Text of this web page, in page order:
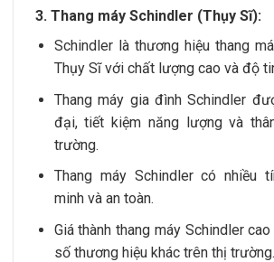
3. Thang máy Schindler (Thụy Sĩ):
Schindler là thương hiệu thang
Thụy Sĩ với chất lượng cao và độ
Thang máy gia đình Schindler
đại, tiết kiệm năng lượng và
trường.
Thang máy Schindler có nhiều
minh và an toàn.
Giá thành thang máy Schindler
số thương hiệu khác trên thị trường.